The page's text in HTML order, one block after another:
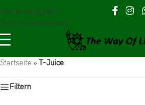
Skip to navigation
Skip to main content
Startseite »T-Juice
Filtern